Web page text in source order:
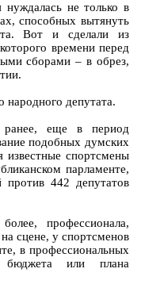
нуждалась не только в
способных вытянуть
Вот и сделали из
времени перед
сборами – в обрез,
народного депутата.
еще в период
подобных думских
известные спортсмены
парламенте,
против 442 депутатов
профессионала,
сцене, у спортсменов
в профессиональных
или плана